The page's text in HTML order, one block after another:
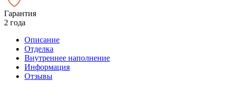
Гарантия
2 года
Описание
Отделка
Внутреннее наполнение
Информация
Отзывы